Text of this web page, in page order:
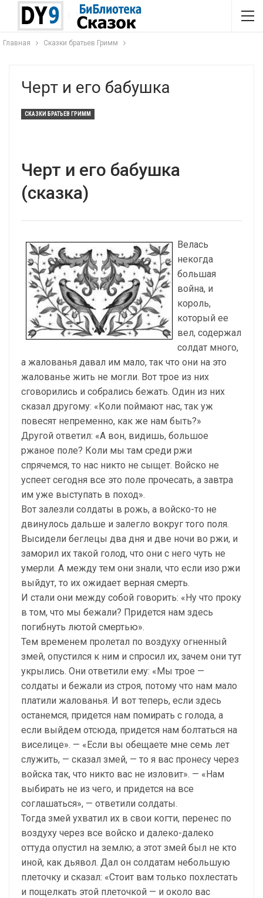
Главная Сказки братьев Гримм
Черт и его бабушка
СКАЗКИ БРАТЬЕВ ГРИММ
Черт и его бабушка
(сказка)
Велась
некогда
большая
война, и
король,
который ее
вел, содержал
солдат много,
а жалованья давал им мало, так что они на это
жалованье жить не могли. Вот трое из них
сговорились и собрались бежать. Один из них
сказал другому: «Коли поймают нас, так уж
повесят непременно, как же нам быть?»
Другой ответил: «А вон, видишь, большое
ржаное поле? Коли мы там среди ржи
спрячемся, то нас никто не сыщет. Войско не
успеет сегодня все это поле прочесать, а завтра
им уже выступать в поход».
Вот залезли солдаты в рожь, а войско-то не
двинулось дальше и залегло вокруг того поля.
Высидели беглецы два дня и две ночи во ржи, и
заморил их такой голод, что они с него чуть не
умерли. А между тем они знали, что если изо ржи
выйдут, то их ожидает верная смерть.
И стали они между собой говорить: «Ну что проку
в том, что мы бежали? Придется нам здесь
погибнуть лютой смертью».
Тем временем пролетал по воздуху огненный
змей, опустился к ним и спросил их, зачем они тут
укрылись. Они ответили ему: «Мы трое —
солдаты и бежали из строя, потому что нам мало
платили жалованья. И вот теперь, если здесь
останемся, придется нам помирать с голода, а
если выйдем отсюда, придется нам болтаться на
виселице». — «Если вы обещаете мне семь лет
служить, — сказал змей, — то я вас пронесу через
войска так, что никто вас не изловит». — «Нам
выбирать не из чего, и придется на все
соглашаться», — ответили солдаты.
Тогда змей ухватил их в свои когти, перенес по
воздуху через все войско и далеко-далеко
оттуда опустил на землю; а этот змей был не кто
иной, как дьявол. Дал он солдатам небольшую
плеточку и сказал: «Стоит вам только похлестать
и пощелкать этой плеточкой — и около вас